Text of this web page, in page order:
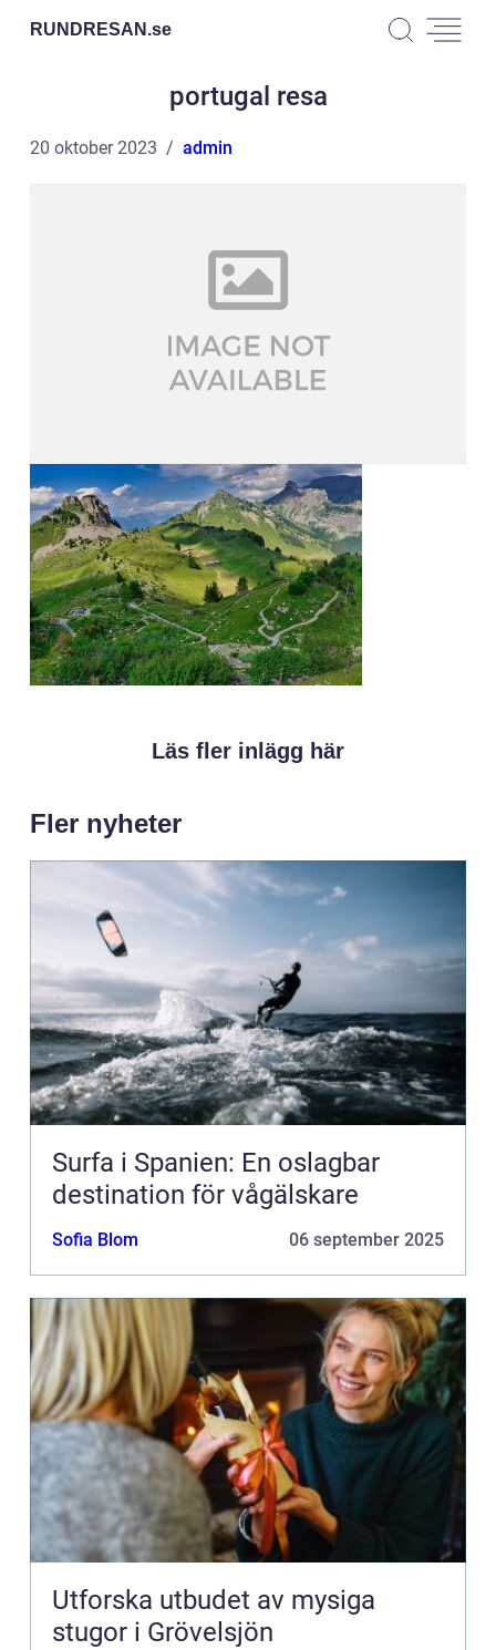
RUNDRESAN.se
portugal resa
20 oktober 2023 admin
Läs fler inlägg här
Fler nyheter
Surfa i Spanien: En oslagbar
destination för vågälskare
Sofia Blom 06 september 2025
Utforska utbudet av mysiga
stugor i Grövelsjön